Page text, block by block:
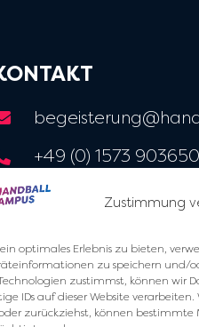
Zustimmung
optimales Erlebnis zu bieten,
zu speichern und/
zustimmst, können wir
IDs auf dieser Website
zurückziehst, können
+49 (0) 1573
Widenmayerstraße